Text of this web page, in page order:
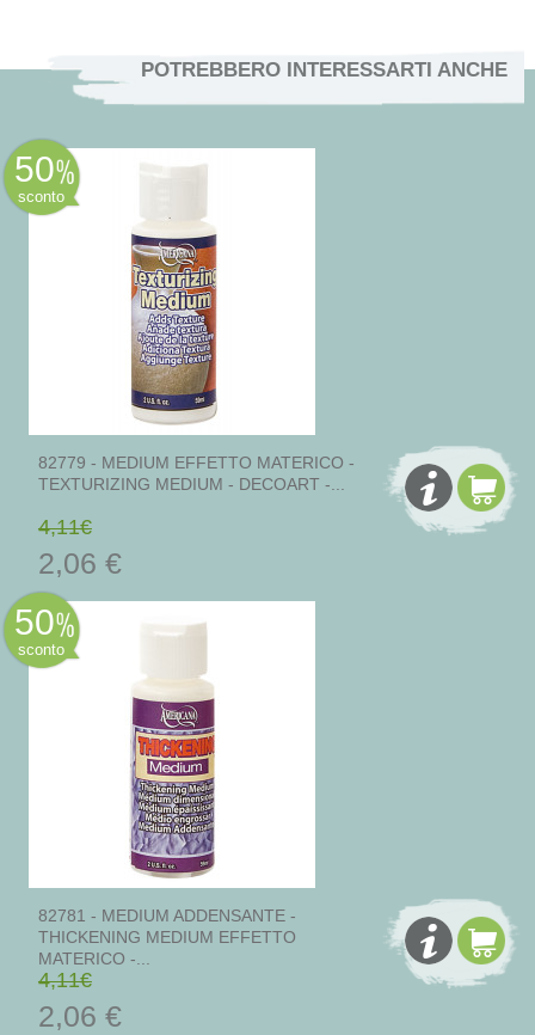
POTREBBERO INTERESSARTI ANCHE
50
sconto
82779 - MEDIUM EFFETTO MATERICO -
TEXTURIZING MEDIUM - DECOART -...
4,11€
2,06 €
50
sconto
82781 - MEDIUM ADDENSANTE -
THICKENING MEDIUM EFFETTO
MATERICO -...
4,11€
2,06 €